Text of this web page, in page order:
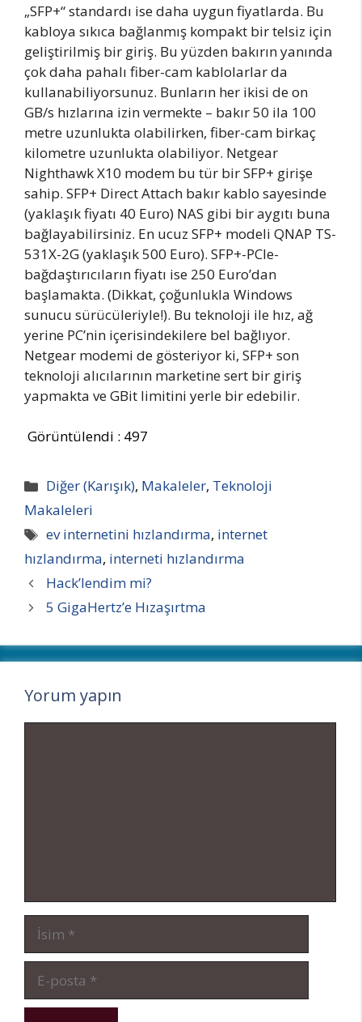
„SFP+“ standardı ise daha uygun fiyatlarda. Bu
kabloya sıkıca bağlanmış kompakt bir telsiz için
geliştirilmiş bir giriş. Bu yüzden bakırın yanında
çok daha pahalı fiber-cam kablolarlar da
kullanabiliyorsunuz. Bunların her ikisi de on
GB/s hızlarına izin vermekte – bakır 50 ila 100
metre uzunlukta olabilirken, fiber-cam birkaç
kilometre uzunlukta olabiliyor. Netgear
Nighthawk X10 modem bu tür bir SFP+ girişe
sahip. SFP+ Direct Attach bakır kablo sayesinde
(yaklaşık fiyatı 40 Euro) NAS gibi bir aygıtı buna
bağlayabilirsiniz. En ucuz SFP+ modeli QNAP TS-
531X-2G (yaklaşık 500 Euro). SFP+-PCIe-
bağdaştırıcıların fiyatı ise 250 Euro’dan
başlamakta. (Dikkat, çoğunlukla Windows
sunucu sürücüleriyle!). Bu teknoloji ile hız, ağ
yerine PC’nin içerisindekilere bel bağlıyor.
Netgear modemi de gösteriyor ki, SFP+ son
teknoloji alıcılarının marketine sert bir giriş
yapmakta ve GBit limitini yerle bir edebilir.
Görüntülendi : 497
Kategoriler
Diğer (Karışık), Makaleler, Teknoloji
Makaleleri
Etiketler
ev internetini hızlandırma, internet
hızlandırma, interneti hızlandırma
Hack’lendim mi?
5 GigaHertz’e Hızaşırtma
Yorum yapın
İsim
posta